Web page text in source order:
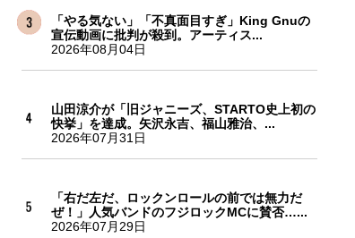
「やる気ない」「不真面目すぎ」King Gnuの
宣伝動画に批判が殺到。アーティス...
2026年08月04日
山田涼介が「旧ジャニーズ、STARTO史上初の
快挙」を達成。矢沢永吉、福山雅治、...
2026年07月31日
「右だ左だ、ロックンロールの前では無力だ
ぜ！」人気バンドのフジロックMCに賛否…...
2026年07月29日